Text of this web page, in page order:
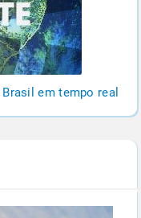
em tempo real